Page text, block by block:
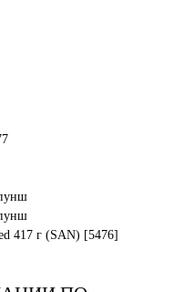
417 г (SAN) [5476]